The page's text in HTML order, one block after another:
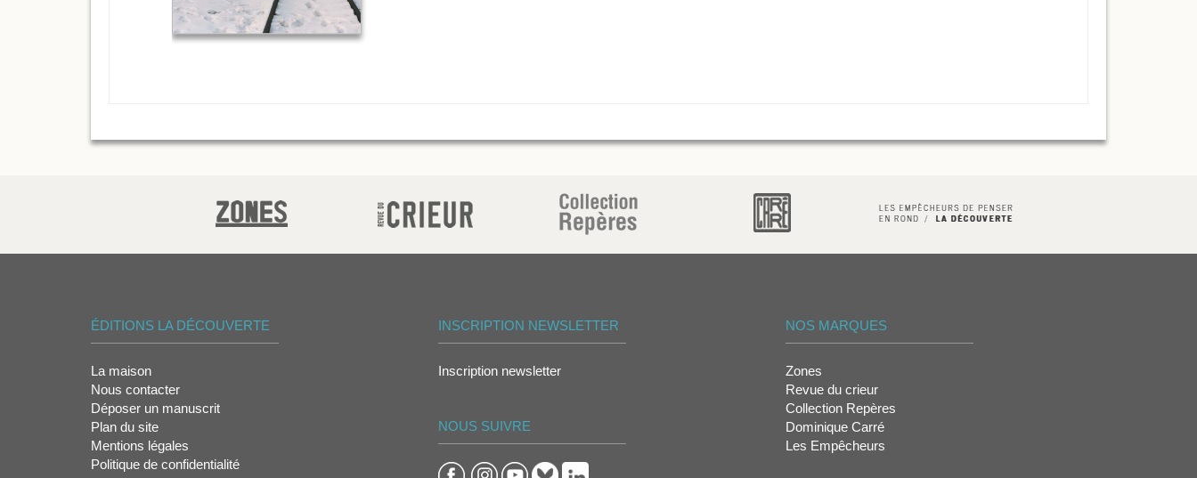
ÉDITIONS LA DÉCOUVERTE
La maison
Nous contacter
Déposer un manuscrit
Plan du site
Mentions légales
Politique de confidentialité
INSCRIPTION NEWSLETTER
Inscription newsletter
NOUS SUIVRE
NOS MARQUES
Zones
Revue du crieur
Collection Repères
Dominique Carré
Les Empêcheurs